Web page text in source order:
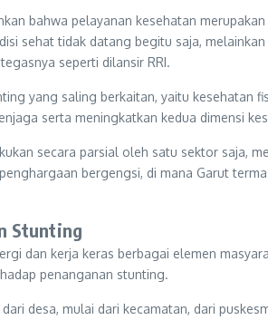
bahwa pelayanan kesehatan
sehat tidak datang begitu saja,
seperti dilansir RRI.
yang saling berkaitan, yaitu kesehatan
serta meningkatkan kedua dimensi
secara parsial oleh satu sektor saja,
bergengsi, di mana Garut
Stunting
dan kerja keras berbagai elemen
penanganan stunting.
desa, mulai dari kecamatan, dari